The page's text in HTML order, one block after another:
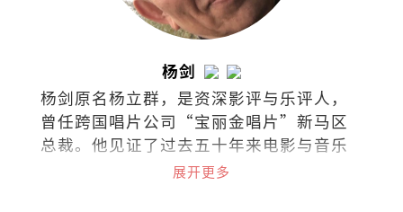
杨剑
杨剑原名杨立群，是资深影评与乐评人，
曾任跨国唱片公司“宝丽金唱片”新马区
总裁。他见证了过去五十年来电影与音乐
演变，是流行娱乐的活字典。
展开更多